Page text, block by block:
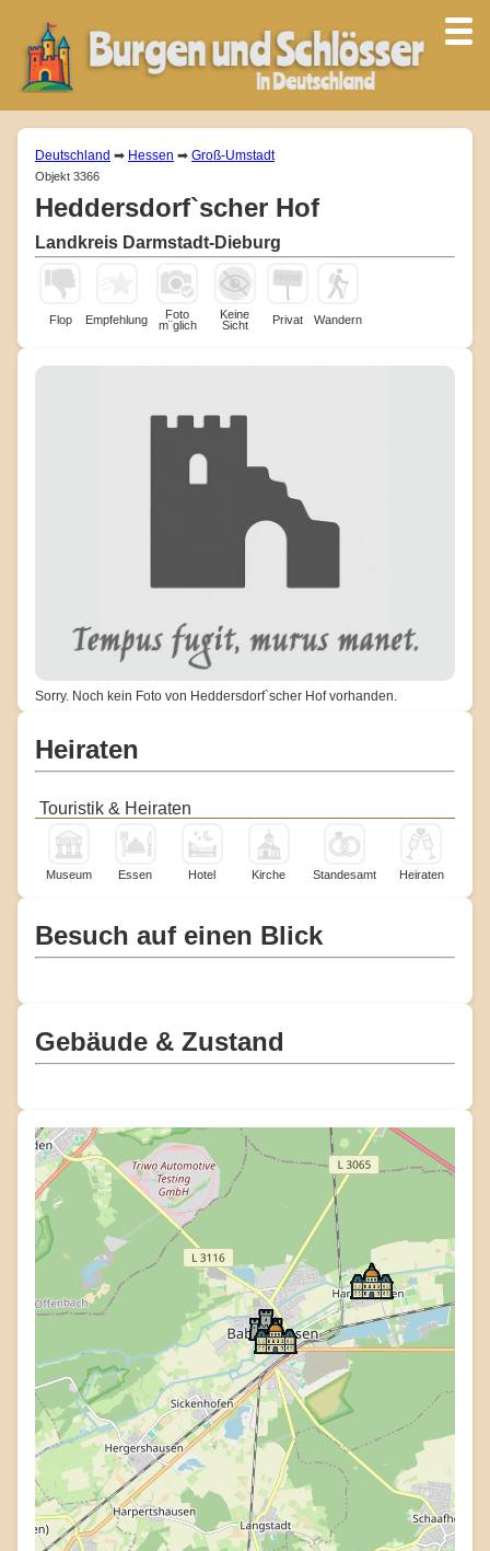
Deutschland ➡ Hessen ➡ Groß-Umstadt
Objekt 3366
Heddersdorf`scher Hof
Landkreis Darmstadt-Dieburg
Flop Empfehlung
Foto
m¨glich
Keine
Sicht
Privat Wandern
Sorry. Noch kein Foto von Heddersdorf`scher Hof vorhanden.
Heiraten
Touristik & Heiraten
Museum Essen Hotel Kirche Standesamt Heiraten
Besuch auf einen Blick
Gebäude & Zustand